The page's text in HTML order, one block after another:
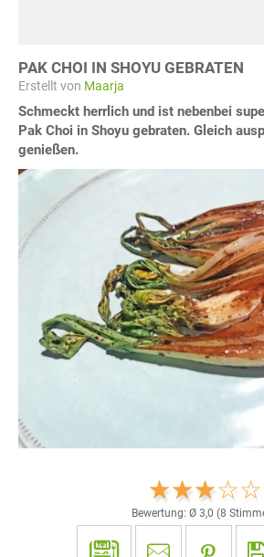
PAK CHOI IN SHOYU GEBRATEN
Erstellt von Maarja
Schmeckt herrlich und ist nebenbei
Pak Choi in Shoyu gebraten. Gleich
genießen.
Bewertung: Ø 3,0 (8